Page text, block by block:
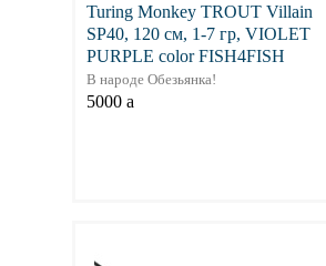
Turing Monkey TROUT Villain
SP40, 120 см, 1-7 гр, VIOLET
PURPLE color FISH4FISH
В народе Обезьянка!
5000 a